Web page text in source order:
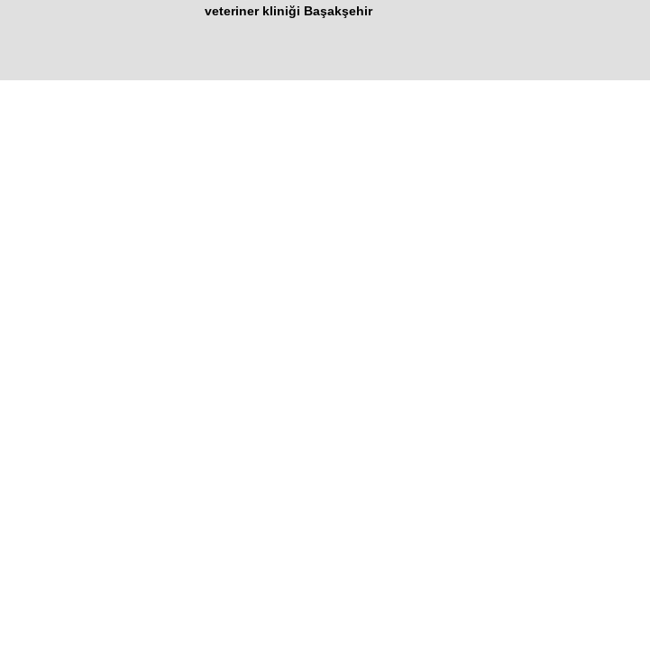
veteriner kliniği Başakşehir